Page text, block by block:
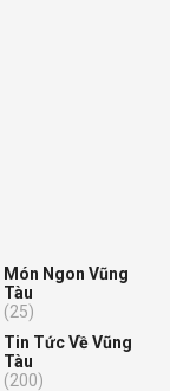
Món Ngon Vũng
Tàu
(25)
Tin Tức Về Vũng
Tàu
(200)